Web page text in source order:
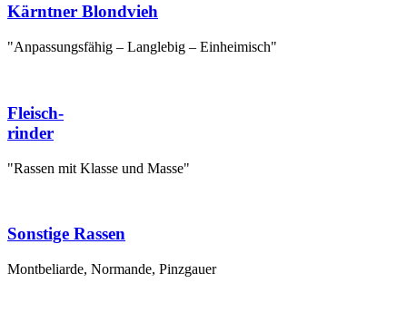
Kärntner Blondvieh
"Anpassungsfähig – Langlebig – Einheimisch"
Fleisch-
rinder
"Rassen mit Klasse und Masse"
Sonstige Rassen
Montbeliarde, Normande, Pinzgauer